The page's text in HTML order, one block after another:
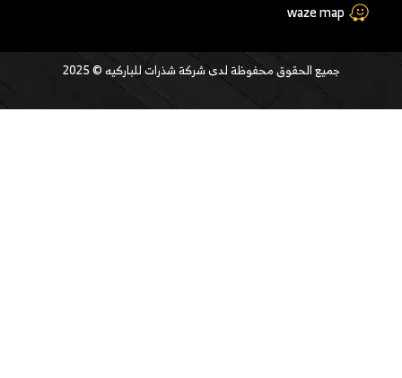
waze map
جميع الحقوق محفوظة لدى شركة شذرات للباركيه © 2025